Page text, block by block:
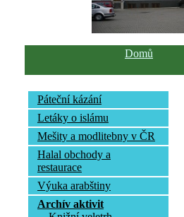
Domů
Páteční kázání
Letáky o islámu
Mešity a modlitebny v ČR
Halal obchody a
restaurace
Výuka arabštiny
Archív aktivit